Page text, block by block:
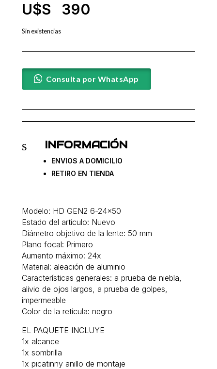
U$S⠀ 390
Sin existencias
Consulta por WhatsApp
s INFORMACIÓN
ENVIOS A DOMICILIO
RETIRO EN TIENDA
Modelo: HD GEN2 6-24×50
Estado del artículo: Nuevo
Diámetro objetivo de la lente: 50 mm
Plano focal: Primero
Aumento máximo: 24x
Material: aleación de aluminio
Características generales: a prueba de niebla,
alivio de ojos largos, a prueba de golpes,
impermeable
Color de la retícula: negro
EL PAQUETE INCLUYE
1x alcance
1x sombrilla
1x picatinny anillo de montaje